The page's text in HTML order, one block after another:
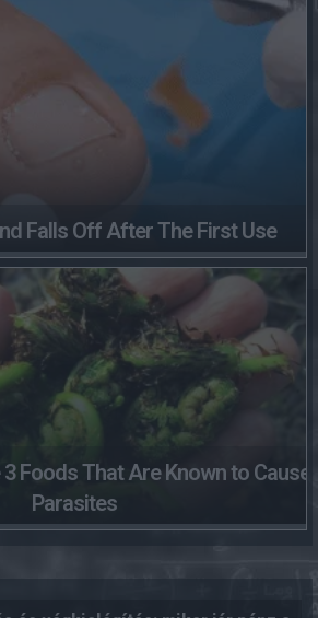
Falls Off After The First Use
Foods That Are Known to Cause
Parasites